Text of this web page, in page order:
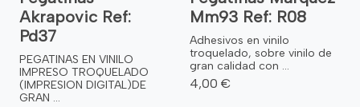
Akrapovic Ref:
Pd37
PEGATINAS EN VINILO
IMPRESO TROQUELADO
(IMPRESION DIGITAL)DE
GRAN ...
Mm93 Ref: R08
Adhesivos en vinilo
troquelado, sobre vinilo de
gran calidad con ...
4,00 €